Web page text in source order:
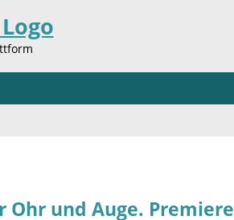
Ohr und Auge. Premiere